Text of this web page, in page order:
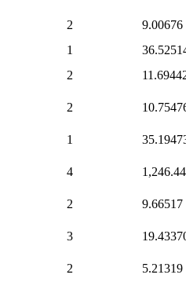
2
9.00676
1
2
2
1
4
2 9.66517
3
2 5.21319